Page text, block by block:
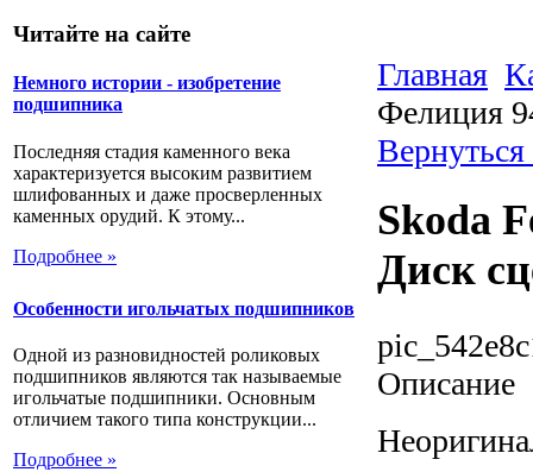
Читайте на сайте
Немного истории - изобретение
подшипника
Последняя стадия каменного века
характеризуется высоким развитием
шлифованных и даже просверленных
каменных орудий. К этому...
Подробнее »
Особенности игольчатых подшипников
Одной из разновидностей роликовых
подшипников являются так называемые
игольчатые подшипники. Основным
отличием такого типа конструкции...
Подробнее »
Главная
Фелиция
Skoda
Диск
Описание